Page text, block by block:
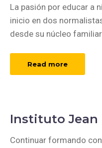
La pasión por educar a
inicio en dos
desde su núcleo
Read more
Instituto Jean
Continuar formando